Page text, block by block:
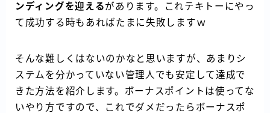
ンディングを迎えるがあります。これテキトーにやっ
て成功する時もあればたまに失敗しますｗ
そんな難しくはないのかなと思いますが、あまりシ
ステムを分かっていない管理人でも安定して達成で
きた方法を紹介します。ボーナスポイントは使ってな
いやり方ですので、これでダメだったらボーナスポ